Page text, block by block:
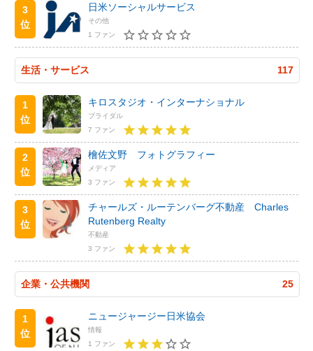
3
位
日米ソーシャルサービス
その他
1 ファン
生活・サービス 117
1
位
キロスタジオ・インターナショナル
ブライダル
7 ファン
2
位
檜佐文野 フォトグラフィー
メディア
3 ファン
3
位
チャールズ・ルーテンバーグ不動産 Charles
Rutenberg Realty
不動産
3 ファン
企業・公共機関 25
1
位
ニュージャージー日米協会
情報
1 ファン